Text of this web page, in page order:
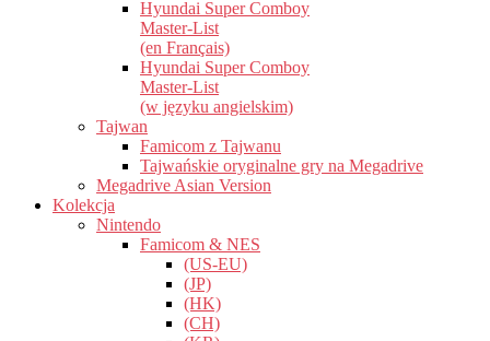
Hyundai Super Comboy
Master-List
(en Français)
Hyundai Super Comboy
Master-List
(w języku angielskim)
Tajwan
Famicom z Tajwanu
Tajwańskie oryginalne gry na Megadrive
Megadrive Asian Version
Kolekcja
Nintendo
Famicom & NES
(US-EU)
(JP)
(HK)
(CH)